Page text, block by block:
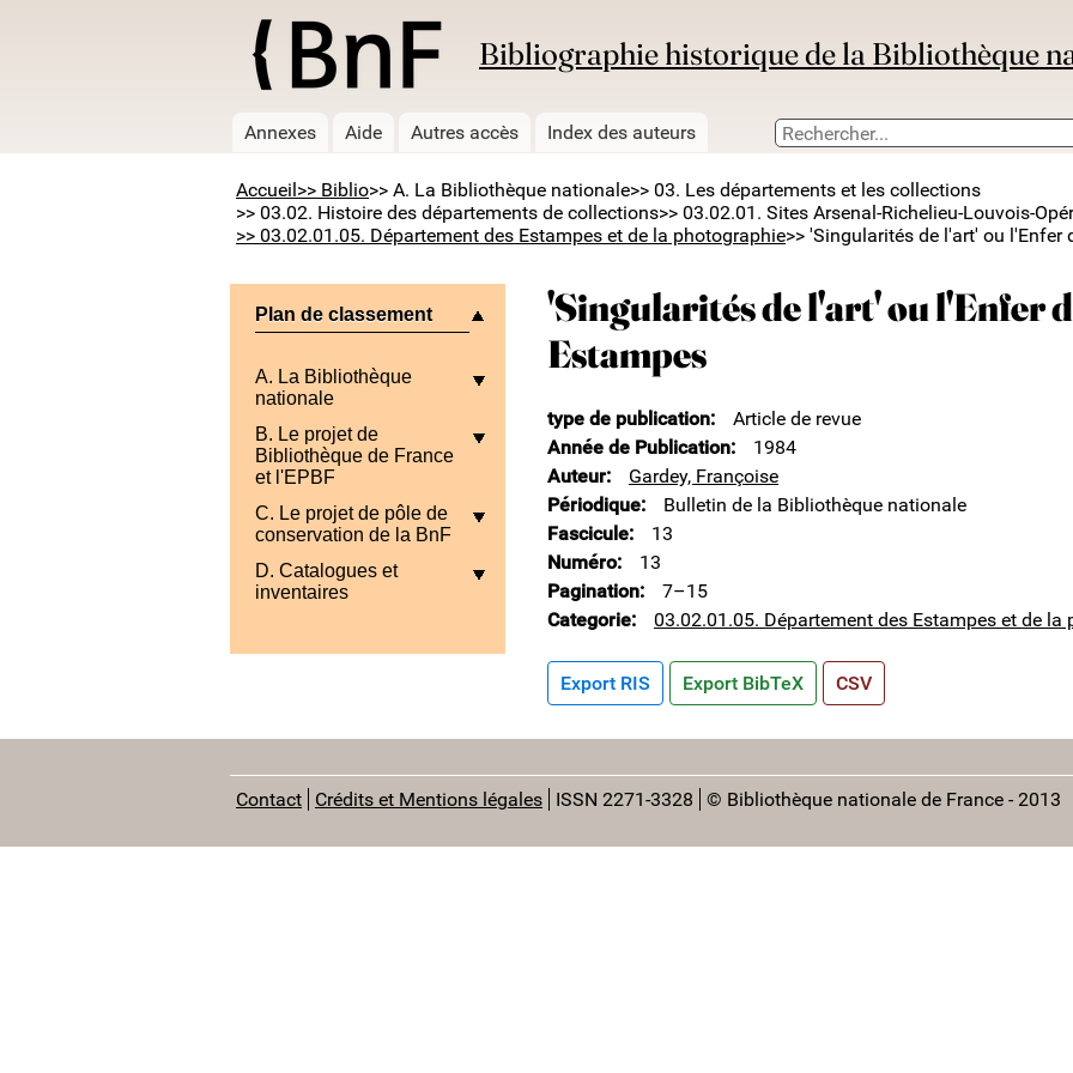
Bibliographie historique de la Bibliothèque
Annexes Aide Autres accès Index des auteurs
Accueil >> Biblio>> A. La Bibliothèque nationale>> 03. Les départements et les collections
>> 03.02. Histoire des départements de collections>> 03.02.01. Sites Arsenal-Richelieu-Louvois-
>> 03.02.01.05. Département des Estampes et de la photographie>> 'Singularités de l'art' ou l'Enfer
Plan de classement
A. La Bibliothèque
nationale
B. Le projet de
Bibliothèque de France
et l'EPBF
C. Le projet de pôle de
conservation de la BnF
D. Catalogues et
inventaires
'Singularités de l'art' ou l'Enfer
Estampes
type de publication
Article de revue
Année de Publication
1984
Auteur
Gardey, Françoise
Périodique
Bulletin de la Bibliothèque nationale
Fascicule
13
Numéro
13
Pagination
7–15
Categorie
03.02.01.05. Département des Estampes et de la
Export RIS Export BibTeX CSV
Contact Crédits et Mentions légales ISSN 2271-3328 © Bibliothèque nationale de France - 2013